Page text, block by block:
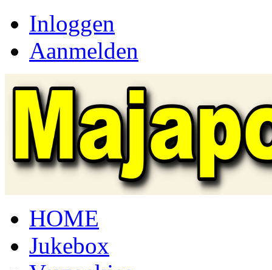
Inloggen
Aanmelden
HOME
Jukebox